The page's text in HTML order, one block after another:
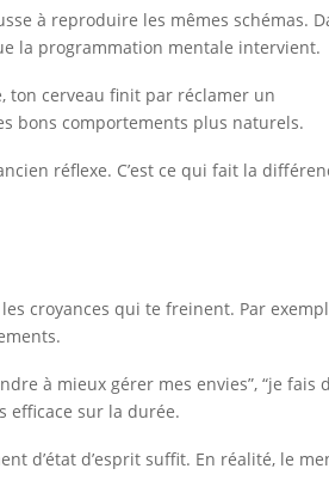
à reproduire les mêmes schémas.
la programmation mentale intervient.
ton cerveau finit par réclamer un
bons comportements plus naturels.
réflexe. C’est ce qui fait la
croyances qui te freinent. Par
à mieux gérer mes envies”, “je fais
efficace sur la durée.
d’état d’esprit suffit. En réalité, le